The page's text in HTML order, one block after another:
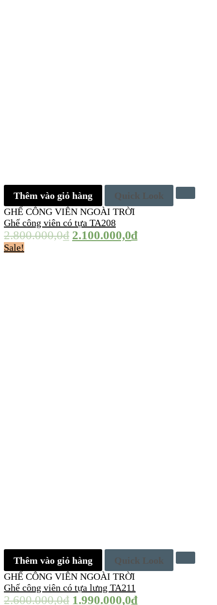
Thêm vào giỏ hàng
Quick Look
GHẾ CÔNG VIÊN NGOÀI TRỜI
Ghế công viên có tựa TA208
2.800.000,0₫ 2.100.000,0₫
Sale!
Thêm vào giỏ hàng
Quick Look
GHẾ CÔNG VIÊN NGOÀI TRỜI
Ghế công viên có tựa lưng TA211
2.600.000,0₫ 1.990.000,0₫